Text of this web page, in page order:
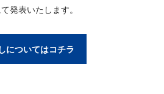
発表いたします。
についてはコチラ